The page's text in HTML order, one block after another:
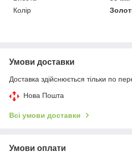
Колір
Умови доставки
Доставка здійснюється тільки по
Нова Пошта
Всі умови доставки
Умови оплати